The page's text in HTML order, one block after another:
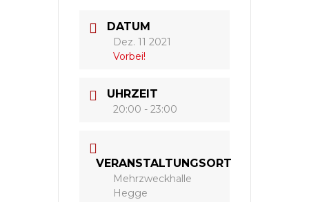
DATUM
Dez. 11 2021
Vorbei!
UHRZEIT
20:00 - 23:00
VERANSTALTUNGSORT
Mehrzweckhalle
Hegge